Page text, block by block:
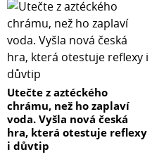
Utečte z aztéckého
chrámu, než ho zaplaví
voda. Vyšla nová česká
hra, která otestuje reflexy
i důvtip